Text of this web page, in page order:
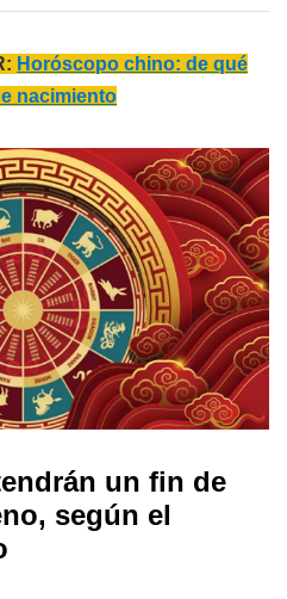
Horóscopo chino: de qué
nacimiento
un fin de
según el